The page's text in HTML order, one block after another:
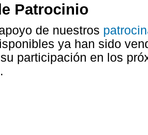
Patrocinio
de nuestros
ya han sido
participación en los